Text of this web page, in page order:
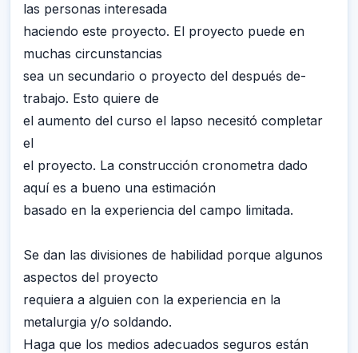
las personas interesada
haciendo este proyecto. El proyecto puede en
muchas circunstancias
sea un secundario o proyecto del después de-
trabajo. Esto quiere de
el aumento del curso el lapso necesitó completar
el
el proyecto. La construcción cronometra dado
aquí es a bueno una estimación
basado en la experiencia del campo limitada.
Se dan las divisiones de habilidad porque algunos
aspectos del proyecto
requiera a alguien con la experiencia en la
metalurgia y/o soldando.
Haga que los medios adecuados seguros están